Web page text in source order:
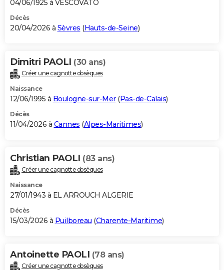
04/06/1925 à VESCOVATO
Décès
20/04/2026 à Sèvres (Hauts-de-Seine)
Dimitri PAOLI (30 ans)
Créer une cagnotte obsèques
Naissance
12/06/1995 à Boulogne-sur-Mer(Pas-de-Calais)
Décès
11/04/2026 à Cannes (Alpes-Maritimes)
Christian PAOLI (83 ans)
Créer une cagnotte obsèques
Naissance
27/01/1943 à EL ARROUCH ALGERIE
Décès
15/03/2026 à Puilboreau (Charente-Maritime)
Antoinette PAOLI (78 ans)
Créer une cagnotte obsèques